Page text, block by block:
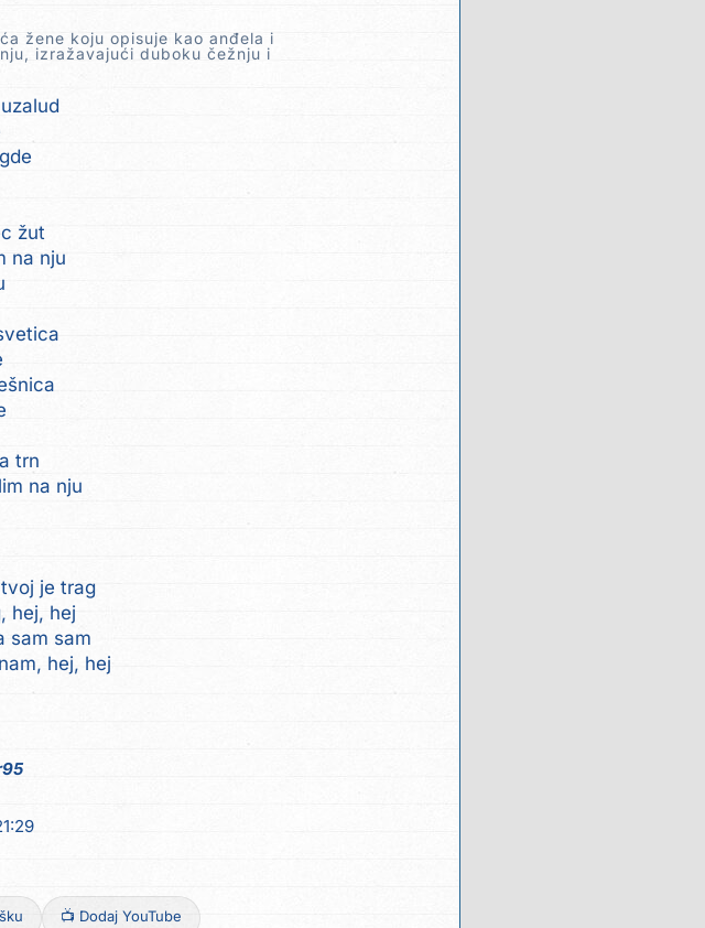
žene koju opisuje kao anđela i
izražavajući duboku čežnju i
žut
na nju
trn
na nju
je trag
hej, hej
sam sam
hej, hej
📺 Dodaj YouTube